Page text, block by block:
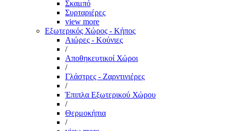
Σκαμπό
Συρταριέρες
view more
Εξωτερικός Χώρος - Κήπος
Αιώρες - Κούνιες
/
Αποθηκευτικοί Χώροι
/
Γλάστρες - Ζαρντινιέρες
/
Έπιπλα Εξωτερικού Χώρου
/
Θερμοκήπια
/